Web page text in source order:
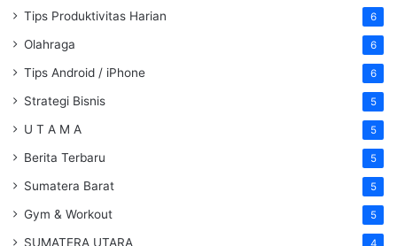
Tips Produktivitas Harian 6
Olahraga 6
Tips Android / iPhone 6
Strategi Bisnis 5
U T A M A 5
Berita Terbaru 5
Sumatera Barat 5
Gym & Workout 5
SUMATERA UTARA 4